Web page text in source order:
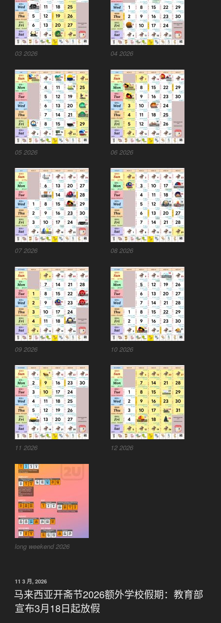
03 2026 04 2026
05 2026 06 2026
07 2026 08 2026
09 2026 10 2026
11 2026 12 2026
long weekend 2026
发
布
于
11 3 月, 2026
马来西亚开斋节2026额外学校假期：教育部
宣布3月18日起放假